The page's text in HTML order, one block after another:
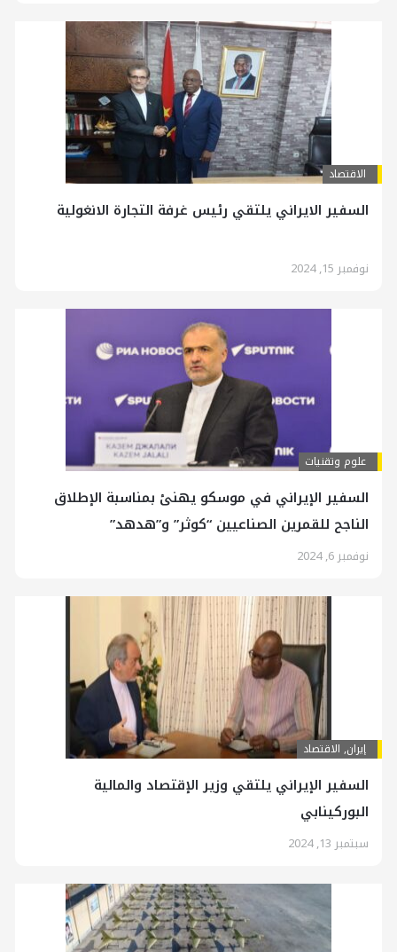
الاقتصاد
السفير الايراني يلتقي رئيس غرفة التجارة الانغولية
نوفمبر 15, 2024
علوم وتقنيات
السفير الإيراني في موسكو يهنئ بمناسبة الإطلاق
الناجح للقمرين الصناعيين “كوثر” و”هدهد”
نوفمبر 6, 2024
إيران, الاقتصاد
السفير الإيراني يلتقي وزير الإقتصاد والمالية
البوركينابي
سبتمبر 13, 2024